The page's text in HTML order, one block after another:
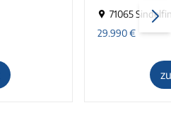
71065
29.990€